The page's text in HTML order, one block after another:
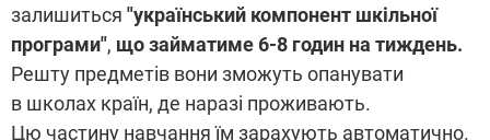
залишиться "український компонент шкільної
програми", що займатиме 6-8 годин на тиждень.
Решту предметів вони зможуть опанувати
в школах країн, де наразі проживають.
Цю частину навчання їм зарахують автоматично.